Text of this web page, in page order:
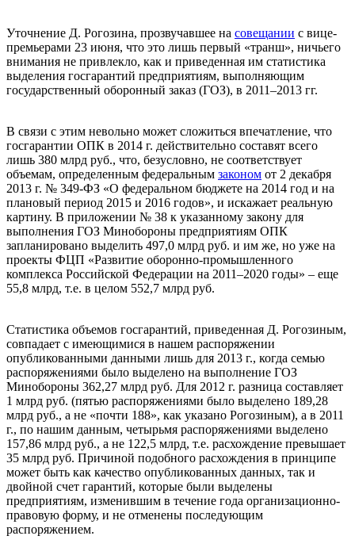
Уточнение Д. Рогозина, прозвучавшее на совещании с вице-
премьерами 23 июня, что это лишь первый «транш», ничьего
внимания не привлекло, как и приведенная им статистика
выделения госгарантий предприятиям, выполняющим
государственный оборонный заказ (ГОЗ), в 2011–2013 гг.
В связи с этим невольно может сложиться впечатление, что
госгарантии ОПК в 2014 г. действительно составят всего
лишь 380 млрд руб., что, безусловно, не соответствует
объемам, определенным федеральным законом от 2 декабря
2013 г. № 349-ФЗ «О федеральном бюджете на 2014 год и на
плановый период 2015 и 2016 годов», и искажает реальную
картину. В приложении № 38 к указанному закону для
выполнения ГОЗ Минобороны предприятиям ОПК
запланировано выделить 497,0 млрд руб. и им же, но уже на
проекты ФЦП «Развитие оборонно-промышленного
комплекса Российской Федерации на 2011–2020 годы» – еще
55,8 млрд, т.е. в целом 552,7 млрд руб.
Статистика объемов госгарантий, приведенная Д. Рогозиным,
совпадает с имеющимися в нашем распоряжении
опубликованными данными лишь для 2013 г., когда семью
распоряжениями было выделено на выполнение ГОЗ
Минобороны 362,27 млрд руб. Для 2012 г. разница составляет
1 млрд руб. (пятью распоряжениями было выделено 189,28
млрд руб., а не «почти 188», как указано Рогозиным), а в 2011
г., по нашим данным, четырьмя распоряжениями выделено
157,86 млрд руб., а не 122,5 млрд, т.е. расхождение превышает
35 млрд руб. Причиной подобного расхождения в принципе
может быть как качество опубликованных данных, так и
двойной счет гарантий, которые были выделены
предприятиям, изменившим в течение года организационно-
правовую форму, и не отменены последующим
распоряжением.